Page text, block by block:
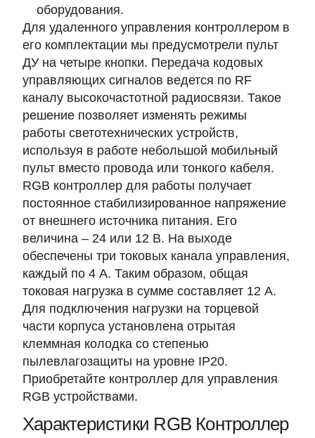
оборудования.
Для удаленного управления контроллером в
его комплектации мы предусмотрели пульт
ДУ на четыре кнопки. Передача кодовых
управляющих сигналов ведется по RF
каналу высокочастотной радиосвязи. Такое
решение позволяет изменять режимы
работы светотехнических устройств,
используя в работе небольшой мобильный
пульт вместо провода или тонкого кабеля.
RGB контроллер для работы получает
постоянное стабилизированное напряжение
от внешнего источника питания. Его
величина – 24 или 12 В. На выходе
обеспечены три токовых канала управления,
каждый по 4 А. Таким образом, общая
токовая нагрузка в сумме составляет 12 А.
Для подключения нагрузки на торцевой
части корпуса установлена отрытая
клеммная колодка со степенью
пылевлагозащиты на уровне IP20.
Приобретайте контроллер для управления
RGB устройствами.
Характеристики RGB Контроллер